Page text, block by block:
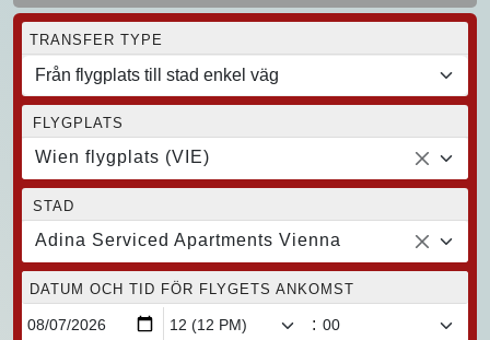
TRANSFER TYPE
FLYGPLATS
Wien flygplats (VIE)
STAD
Adina Serviced Apartments Vienna
DATUM OCH TID FÖR FLYGETS ANKOMST
: